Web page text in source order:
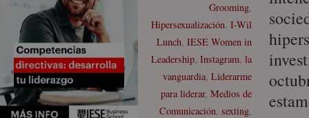
Grooming,
Hipersexualización, I-Wil
Lunch, IESE Women in
Leadership, Instagram, la
vanguardia, Liderarme
para liderar, Medios de
Comunicación, sexting,